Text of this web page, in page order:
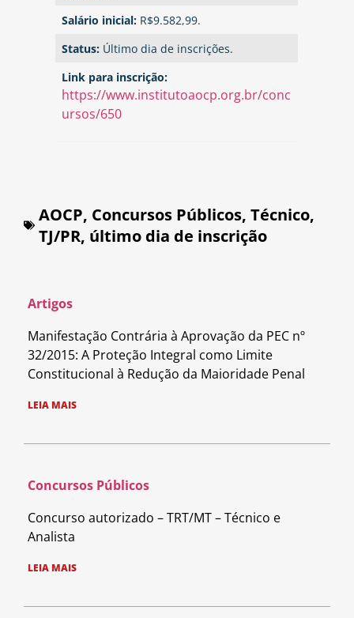
Salário inicial: R$9.582,99.
Status: Último dia de inscrições.
Link para inscrição:
https://www.institutoaocp.org.br/conc
ursos/650
AOCP, Concursos Públicos, Técnico,
TJ/PR, último dia de inscrição
Artigos
Manifestação Contrária à Aprovação da PEC nº
32/2015: A Proteção Integral como Limite
Constitucional à Redução da Maioridade Penal
LEIA MAIS
Concursos Públicos
Concurso autorizado – TRT/MT – Técnico e
Analista
LEIA MAIS